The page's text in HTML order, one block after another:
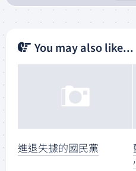
You may also like...
進退失據的國民黨